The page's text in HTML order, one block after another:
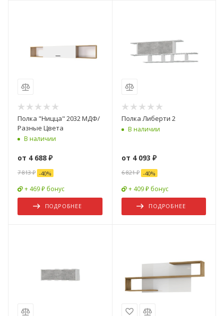
Полка "Ницца" 2032 МДФ/
Разные Цвета
В наличии
от 4 688 ₽
7 813 ₽ -40%
+ 469 ₽ бонус
ПОДРОБНЕЕ
Полка Либерти 2
В наличии
от 4 093 ₽
6 821 ₽ -40%
+ 409 ₽ бонус
ПОДРОБНЕЕ